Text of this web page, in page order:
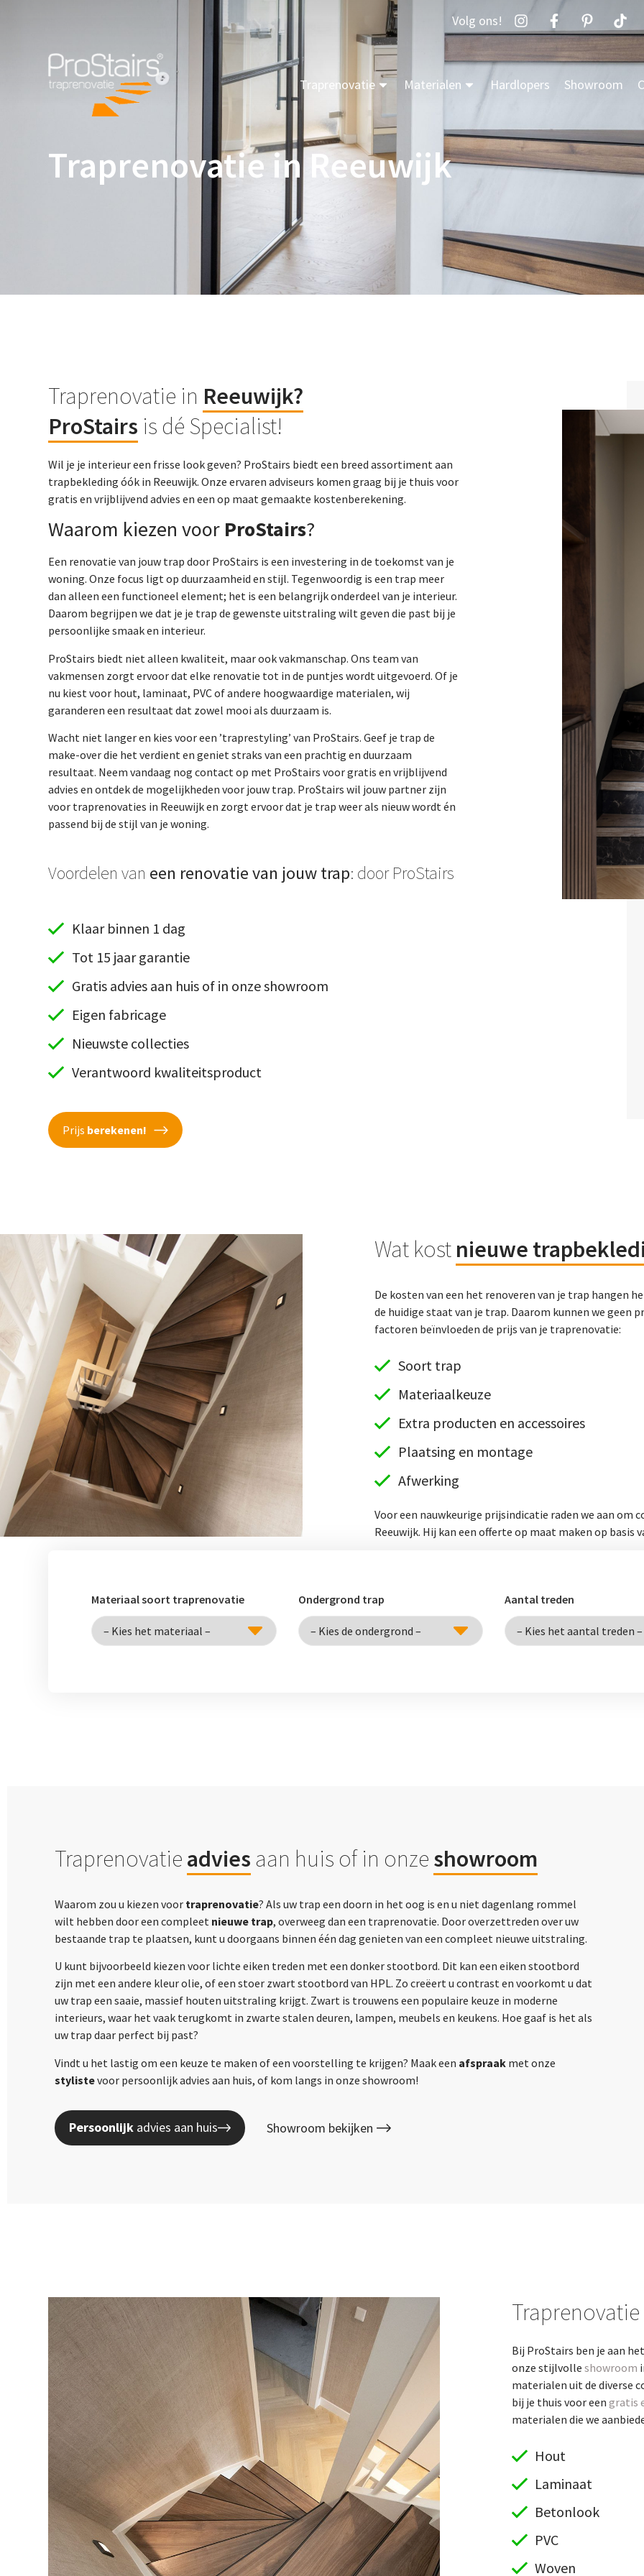
Volg ons!
Traprenovatie Materialen Hardlopers Showroom
Traprenovatie in Reeuwijk
Traprenovatie in Reeuwijk?
ProStairs is dé Specialist!
Wil je je interieur een frisse look geven? ProStairs biedt een breed assortiment aan
trapbekleding óók in Reeuwijk. Onze ervaren adviseurs komen graag bij je thuis voor
gratis en vrijblijvend advies en een op maat gemaakte kostenberekening.
Waarom kiezen voor ProStairs?
Een renovatie van jouw trap door ProStairs is een investering in de toekomst van je
woning. Onze focus ligt op duurzaamheid en stijl. Tegenwoordig is een trap meer
dan alleen een functioneel element; het is een belangrijk onderdeel van je interieur.
Daarom begrijpen we dat je je trap de gewenste uitstraling wilt geven die past bij je
persoonlijke smaak en interieur.
ProStairs biedt niet alleen kwaliteit, maar ook vakmanschap. Ons team van
vakmensen zorgt ervoor dat elke renovatie tot in de puntjes wordt uitgevoerd. Of je
nu kiest voor hout, laminaat, PVC of andere hoogwaardige materialen, wij
garanderen een resultaat dat zowel mooi als duurzaam is.
Wacht niet langer en kies voor een ’traprestyling’ van ProStairs. Geef je trap de
make-over die het verdient en geniet straks van een prachtig en duurzaam
resultaat. Neem vandaag nog contact op met ProStairs voor gratis en vrijblijvend
advies en ontdek de mogelijkheden voor jouw trap. ProStairs wil jouw partner zijn
voor traprenovaties in Reeuwijk en zorgt ervoor dat je trap weer als nieuw wordt én
passend bij de stijl van je woning.
Voordelen van een renovatie van jouw trap: door ProStairs
Klaar binnen 1 dag
Tot 15 jaar garantie
Gratis advies aan huis of in onze showroom
Eigen fabricage
Nieuwste collecties
Verantwoord kwaliteitsproduct
Prijs berekenen!
Wat kost nieuwe
De kosten van een het renoveren van je trap hangen
de huidige staat van je trap. Daarom kunnen we geen
factoren beïnvloeden de prijs van je traprenovatie:
Soort trap
Materiaalkeuze
Extra producten en accessoires
Plaatsing en montage
Afwerking
Voor een nauwkeurige prijsindicatie raden we aan
Reeuwijk. Hij kan een offerte op maat maken op basis
Materiaal soort traprenovatie Ondergrond trap Aantal treden
Traprenovatie advies aan huis of in onze showroom
Waarom zou u kiezen voor traprenovatie? Als uw trap een doorn in het oog is en u niet dagenlang rommel
wilt hebben door een compleet nieuwe trap, overweeg dan een traprenovatie. Door overzettreden over uw
bestaande trap te plaatsen, kunt u doorgaans binnen één dag genieten van een compleet nieuwe uitstraling.
U kunt bijvoorbeeld kiezen voor lichte eiken treden met een donker stootbord. Dit kan een eiken stootbord
zijn met een andere kleur olie, of een stoer zwart stootbord van HPL. Zo creëert u contrast en voorkomt u dat
uw trap een saaie, massief houten uitstraling krijgt. Zwart is trouwens een populaire keuze in moderne
interieurs, waar het vaak terugkomt in zwarte stalen deuren, lampen, meubels en keukens. Hoe gaaf is het als
uw trap daar perfect bij past?
Vindt u het lastig om een keuze te maken of een voorstelling te krijgen? Maak een afspraak met onze
stylistevoor persoonlijk advies aan huis, of kom langs in onze showroom!
Persoonlijk advies aan huis Showroom bekijken
Traprenovatie
Bij ProStairs ben je aan
onze stijlvolle showroom
materialen uit de diverse
bij je thuis voor een gratis
materialen die we
Hout
Laminaat
Betonlook
PVC
Woven